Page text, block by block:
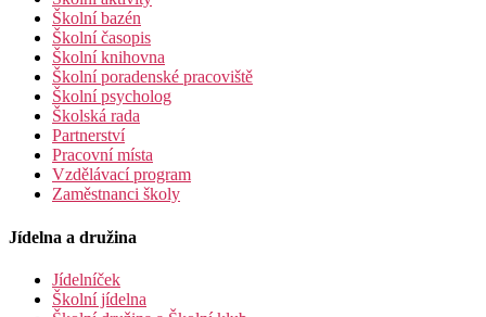
Školní bazén
Školní časopis
Školní knihovna
Školní poradenské pracoviště
Školní psycholog
Školská rada
Partnerství
Pracovní místa
Vzdělávací program
Zaměstnanci školy
Jídelna a družina
Jídelníček
Školní jídelna